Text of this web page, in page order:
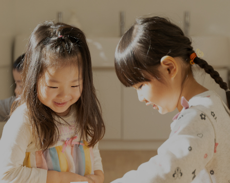
「すくすく子育て」でリトルスター保育園が紹介されま
各園のブログ
2026.08.06 赤しそジュース作り～にじ組～2026.08.0
5 【そら組】誕生会
一覧を見る